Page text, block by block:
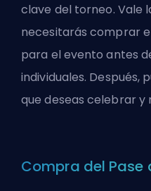
clave del torneo. Vale
necesitarás comprar
para el evento antes
individuales. Después,
que deseas celebrar
Compra del Pase